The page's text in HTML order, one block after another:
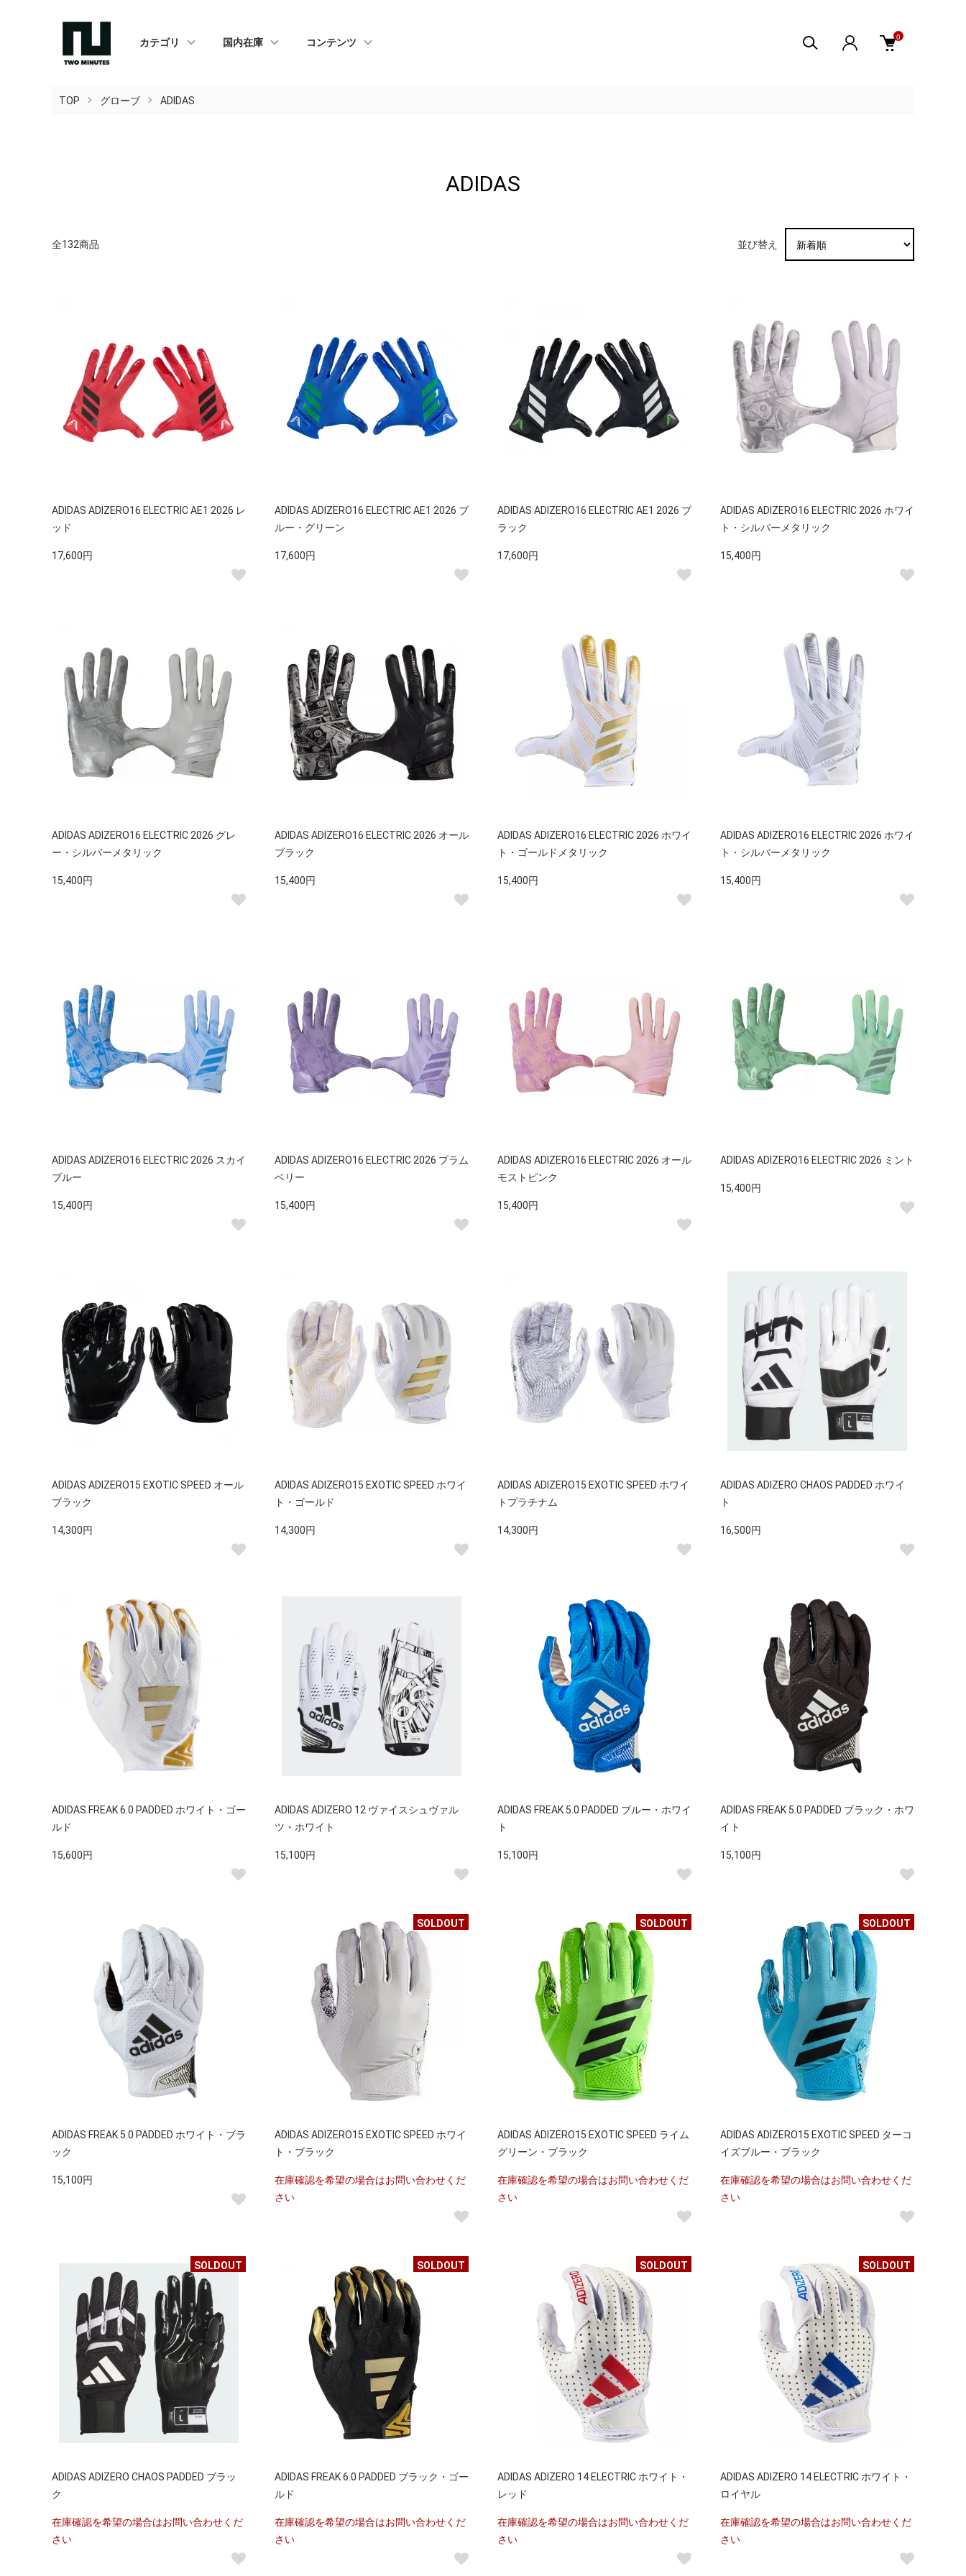
カテゴリ 国内在庫 コンテンツ
0
TOP グローブ ADIDAS
ADIDAS
全132商品 並び替え
ADIDAS ADIZERO16 ELECTRIC AE1 2026 レ
ッド
17,600円
ADIDAS ADIZERO16 ELECTRIC AE1 2026 ブ
ルー・グリーン
17,600円
ADIDAS ADIZERO16 ELECTRIC AE1 2026 ブ
ラック
17,600円
ADIDAS ADIZERO16 ELECTRIC 2026 ホワイ
ト・シルバーメタリック
15,400円
ADIDAS ADIZERO16 ELECTRIC 2026 グレ
ー・シルバーメタリック
15,400円
ADIDAS ADIZERO16 ELECTRIC 2026 オール
ブラック
15,400円
ADIDAS ADIZERO16 ELECTRIC 2026 ホワイ
ト・ゴールドメタリック
15,400円
ADIDAS ADIZERO16 ELECTRIC 2026 ホワイ
ト・シルバーメタリック
15,400円
ADIDAS ADIZERO16 ELECTRIC 2026 スカイ
ブルー
15,400円
ADIDAS ADIZERO16 ELECTRIC 2026 プラム
ベリー
15,400円
ADIDAS ADIZERO16 ELECTRIC 2026 オール
モストピンク
15,400円
ADIDAS ADIZERO16 ELECTRIC 2026 ミント
15,400円
ADIDAS ADIZERO15 EXOTIC SPEED オール
ブラック
14,300円
ADIDAS ADIZERO15 EXOTIC SPEED ホワイ
ト・ゴールド
14,300円
ADIDAS ADIZERO15 EXOTIC SPEED ホワイ
トプラチナム
14,300円
ADIDAS ADIZERO CHAOS PADDED ホワイ
ト
16,500円
ADIDAS FREAK 6.0 PADDED ホワイト・ゴー
ルド
15,600円
ADIDAS ADIZERO 12 ヴァイスシュヴァル
ツ・ホワイト
15,100円
ADIDAS FREAK 5.0 PADDED ブルー・ホワイ
ト
15,100円
ADIDAS FREAK 5.0 PADDED ブラック・ホワ
イト
15,100円
ADIDAS FREAK 5.0 PADDED ホワイト・ブラ
ック
15,100円
SOLDOUT
ADIDAS ADIZERO15 EXOTIC SPEED ホワイ
ト・ブラック
在庫確認を希望の場合はお問い合わせくだ
さい
SOLDOUT
ADIDAS ADIZERO15 EXOTIC SPEED ライム
グリーン・ブラック
在庫確認を希望の場合はお問い合わせくだ
さい
SOLDOUT
ADIDAS ADIZERO15 EXOTIC SPEED ターコ
イズブルー・ブラック
在庫確認を希望の場合はお問い合わせくだ
さい
SOLDOUT
ADIDAS ADIZERO CHAOS PADDED ブラッ
ク
在庫確認を希望の場合はお問い合わせくだ
さい
SOLDOUT
ADIDAS FREAK 6.0 PADDED ブラック・ゴー
ルド
在庫確認を希望の場合はお問い合わせくだ
さい
SOLDOUT
ADIDAS ADIZERO 14 ELECTRIC ホワイト・
レッド
在庫確認を希望の場合はお問い合わせくだ
さい
SOLDOUT
ADIDAS ADIZERO 14 ELECTRIC ホワイト・
ロイヤル
在庫確認を希望の場合はお問い合わせくだ
さい